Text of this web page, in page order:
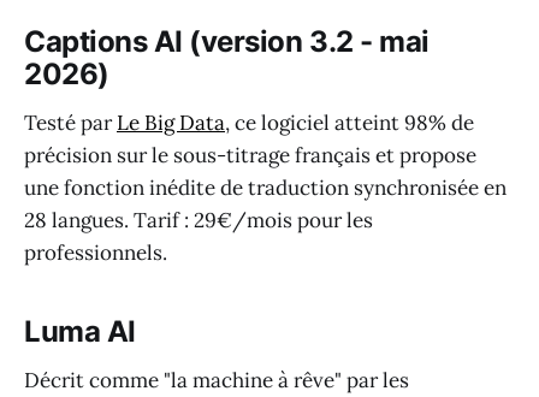
Captions AI (version 3.2 - mai
2026)
Testé parLe Big Data, ce logiciel atteint 98% de
précision sur le sous-titrage français et propose
une fonction inédite de traduction synchronisée en
28 langues. Tarif : 29€/mois pour les
professionnels.
Luma AI
Décrit comme "la machine à rêve" par les